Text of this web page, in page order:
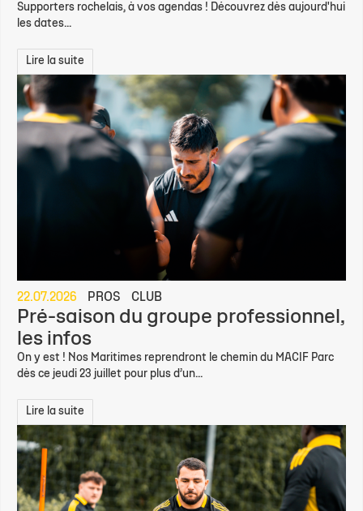
Supporters rochelais, à vos agendas ! Découvrez dès aujourd'hui
les dates...
Lire la suite
22.07.2026 PROS CLUB
Pré-saison du groupe professionnel,
les infos
On y est ! Nos Maritimes reprendront le chemin du MACIF Parc
dès ce jeudi 23 juillet pour plus d’un...
Lire la suite